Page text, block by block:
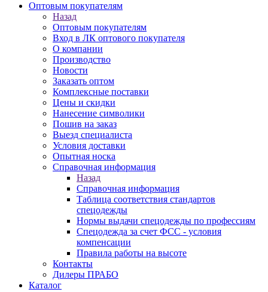
Оптовым покупателям
Назад
Оптовым покупателям
Вход в ЛК оптового покупателя
О компании
Производство
Новости
Заказать оптом
Комплексные поставки
Цены и скидки
Нанесение символики
Пошив на заказ
Выезд специалиста
Условия доставки
Опытная носка
Справочная информация
Назад
Справочная информация
Таблица соответствия стандартов
спецодежды
Нормы выдачи спецодежды по профессиям
Спецодежда за счет ФСС - условия
компенсации
Правила работы на высоте
Контакты
Дилеры ПРАБО
Каталог